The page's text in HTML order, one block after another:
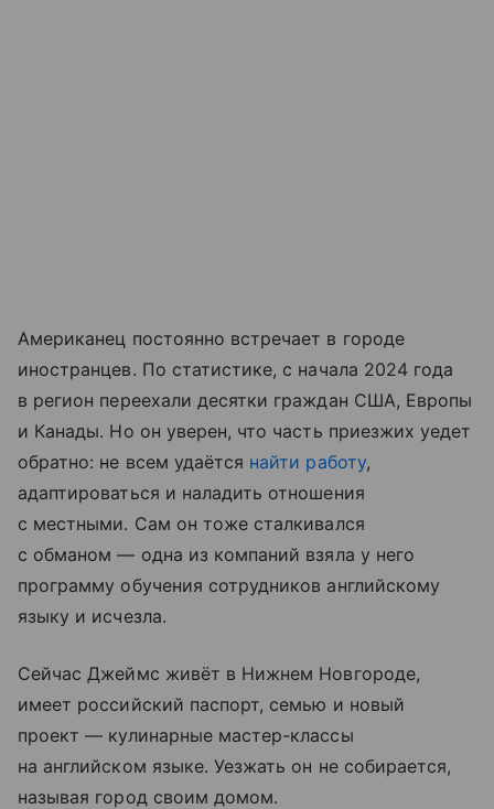
Американец постоянно встречает в городе
иностранцев. По статистике, с начала 2024 года
в регион переехали десятки граждан США, Европы
и Канады. Но он уверен, что часть приезжих уедет
обратно: не всем удаётся найти работу,
адаптироваться и наладить отношения
с местными. Сам он тоже сталкивался
с обманом — одна из компаний взяла у него
программу обучения сотрудников английскому
языку и исчезла.
Сейчас Джеймс живёт в Нижнем Новгороде,
имеет российский паспорт, семью и новый
проект — кулинарные мастер-классы
на английском языке. Уезжать он не собирается,
называя город своим домом.